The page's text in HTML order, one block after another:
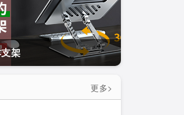
架
更多>